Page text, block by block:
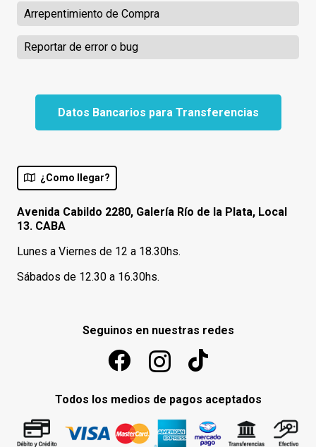
Arrepentimiento de Compra
Reportar de error o bug
Datos Bancarios para Transferencias
¿Como llegar?
Avenida Cabildo 2280, Galería Río de la Plata, Local
13. CABA
Lunes a Viernes de 12 a 18.30hs.
Sábados de 12.30 a 16.30hs.
Seguinos en nuestras redes
Todos los medios de pagos aceptados